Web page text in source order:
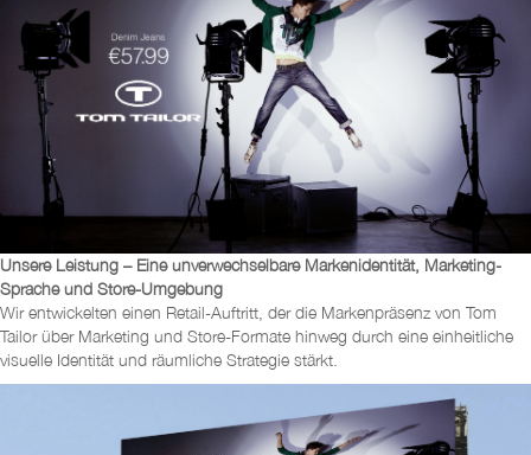
Unsere Leistung – Eine unverwechselbare Markenidentität, Marketing-
Sprache und Store-Umgebung
Wir entwickelten einen Retail-Auftritt, der die Markenpräsenz von Tom
Tailor über Marketing und Store-Formate hinweg durch eine einheitliche
visuelle Identität und räumliche Strategie stärkt.